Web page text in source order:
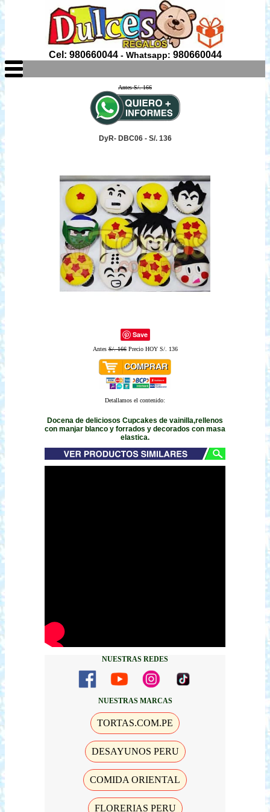
Cel: 980660044- Whatsapp: 980660044
Antes S/. 166
DyR- DBC06 - S/. 136
Save
AntesS/. 166Precio HOY S/. 136
Detallamos el contenido:
Docena de deliciosos Cupcakes de vainilla,rellenos
con manjar blanco y forrados y decorados con masa
elastica.
NUESTRAS REDES
NUESTRAS MARCAS
TORTAS.COM.PE
DESAYUNOS PERU
COMIDA ORIENTAL
FLORERIAS PERU